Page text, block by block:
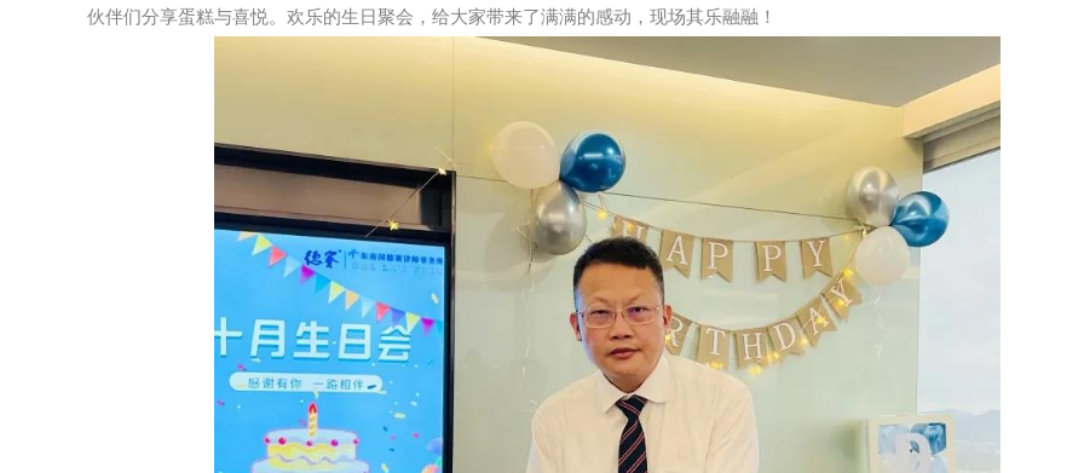
伙伴们分享蛋糕与喜悦。欢乐的生日聚会，给大家带来了满满的感动，现场其乐融融！